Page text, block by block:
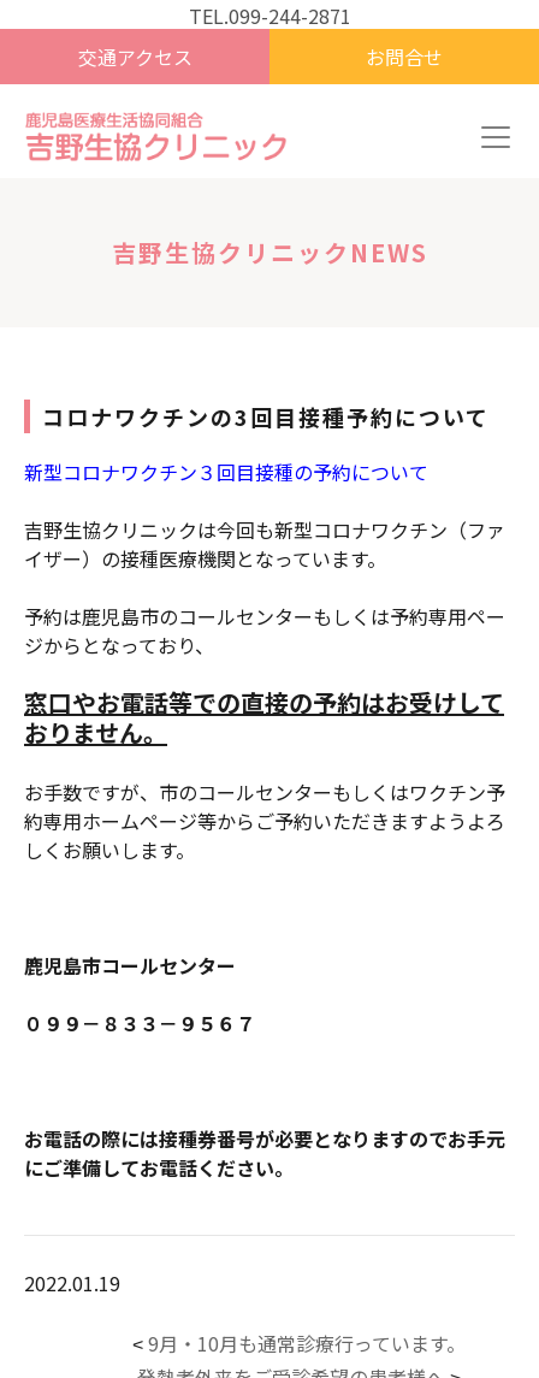
TEL.099-244-2871
交通アクセス
お問合せ
吉野生協クリニックNEWS
コロナワクチンの3回目接種予約について
新型コロナワクチン３回目接種の予約について
吉野生協クリニックは今回も新型コロナワクチン（ファ
イザー）の接種医療機関となっています。
予約は鹿児島市のコールセンターもしくは予約専用ペー
ジからとなっており、
窓口やお電話等での直接の予約はお受けして
おりません。
お手数ですが、市のコールセンターもしくはワクチン予
約専用ホームページ等からご予約いただきますようよろ
しくお願いします。
鹿児島市コールセンター
０９９－８３３－９５６７
お電話の際には接種券番号が必要となりますのでお手元
にご準備してお電話ください。
2022.01.19
< 9月・10月も通常診療行っています。